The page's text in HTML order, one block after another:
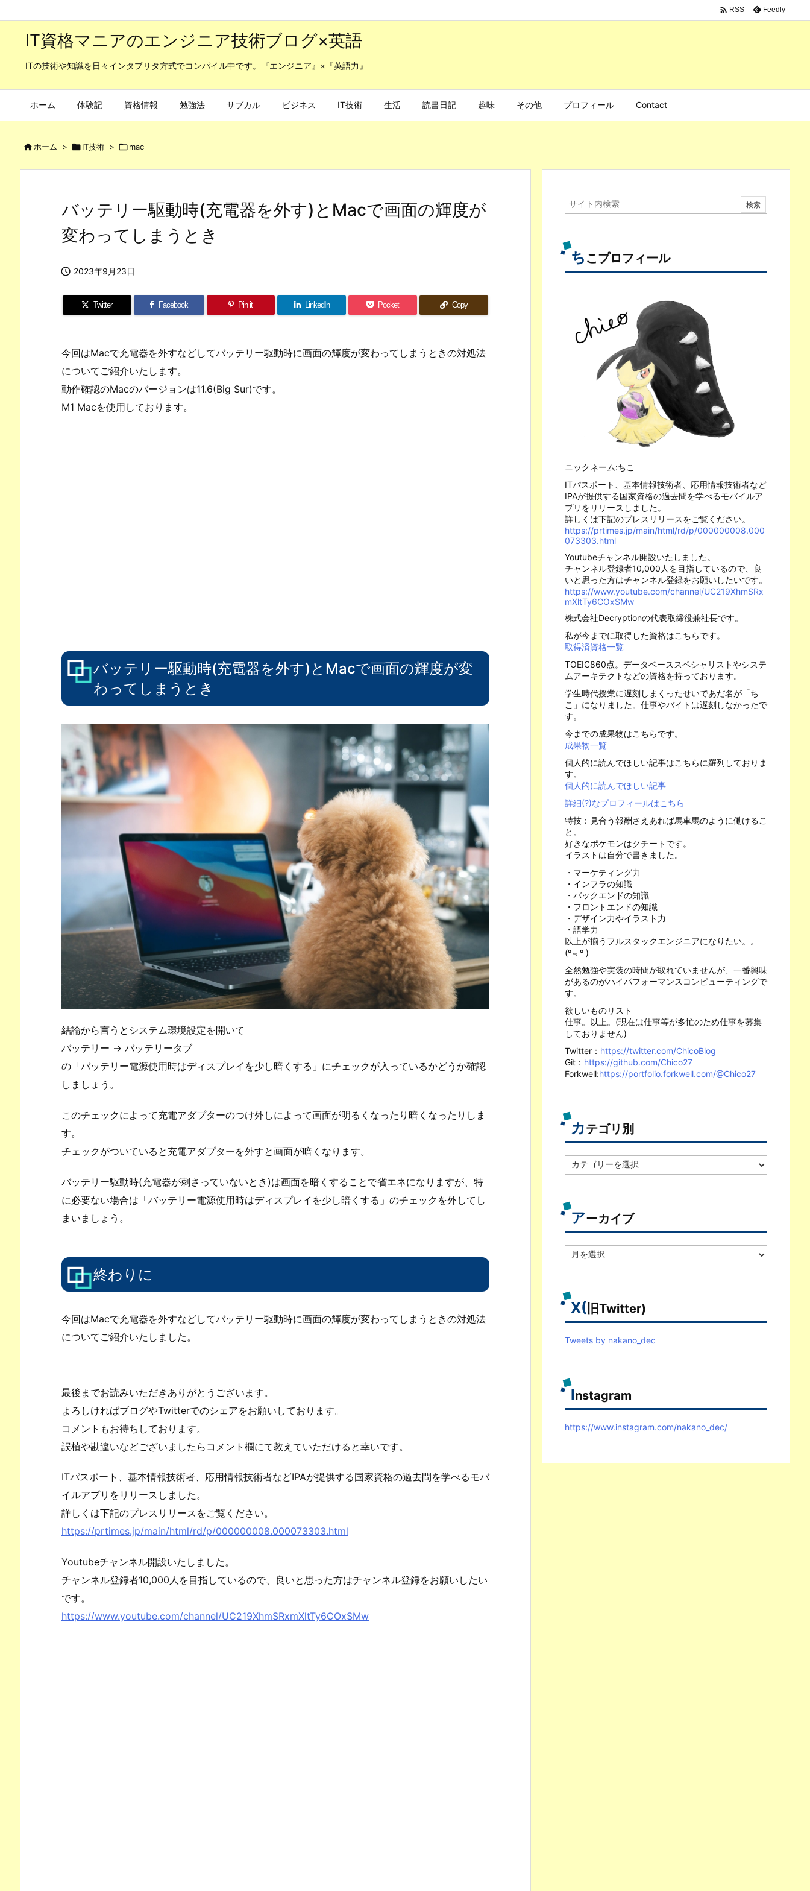
IT資格マニアのエンジニア技術ブログ×英語
ITの技術や知識を日々インタプリタ方式でコンパイル中です。『エンジニア』×『英語力』
ホーム 体験記 資格情報 勉強法 サブカル ビジネス IT技術 生活 読書日記 趣味 その他 プロフィール Contact
 RSS Feedly
ホーム > IT技術 > mac
バッテリー駆動時(充電器を外す)とMacで画面の輝度が
変わってしまうとき
 2023年9月23日
Twitter Facebook Pin it LinkedIn Pocket Copy
今回はMacで充電器を外すなどしてバッテリー駆動時に画面の輝度が変わってしまうときの対処法
についてご紹介いたします。
動作確認のMacのバージョンは11.6(Big Sur)です。
M1 Macを使用しております。
バッテリー駆動時(充電器を外す)とMacで画面の輝度が変
わってしまうとき
結論から言うとシステム環境設定を開いて
バッテリー -> バッテリータブ
の「バッテリー電源使用時はディスプレイを少し暗くする」にチェックが入っているかどうか確認
しましょう。
このチェックによって充電アダプターのつけ外しによって画面が明るくなったり暗くなったりしま
す。
チェックがついていると充電アダプターを外すと画面が暗くなります。
バッテリー駆動時(充電器が刺さっていないとき)は画面を暗くすることで省エネになりますが、特
に必要ない場合は「バッテリー電源使用時はディスプレイを少し暗くする」のチェックを外してし
まいましょう。
終わりに
今回はMacで充電器を外すなどしてバッテリー駆動時に画面の輝度が変わってしまうときの対処法
についてご紹介いたしました。
最後までお読みいただきありがとうございます。
よろしければブログやTwitterでのシェアをお願いしております。
コメントもお待ちしております。
誤植や勘違いなどございましたらコメント欄にて教えていただけると幸いです。
ITパスポート、基本情報技術者、応用情報技術者などIPAが提供する国家資格の過去問を学べるモバ
イルアプリをリリースしました。
詳しくは下記のプレスリリースをご覧ください。
https://prtimes.jp/main/html/rd/p/000000008.000073303.html
Youtubeチャンネル開設いたしました。
チャンネル登録者10,000人を目指しているので、良いと思った方はチャンネル登録をお願いしたい
です。
https://www.youtube.com/channel/UC219XhmSRxmXltTy6COxSMw
ち こプロフィール
ニックネーム:ちこ
ITパスポート、基本情報技術者、応用情報技術者など
IPAが提供する国家資格の過去問を学べるモバイルア
プリをリリースしました。
詳しくは下記のプレスリリースをご覧ください。
https://prtimes.jp/main/html/rd/p/000000008.000
073303.html
Youtubeチャンネル開設いたしました。
チャンネル登録者10,000人を目指しているので、良
いと思った方はチャンネル登録をお願いしたいです。
https://www.youtube.com/channel/UC219XhmSRx
mXltTy6COxSMw
株式会社Decryptionの代表取締役兼社長です。
私が今までに取得した資格はこちらです。
取得済資格一覧
TOEIC860点。データベーススペシャリストやシステ
ムアーキテクトなどの資格を持っております。
学生時代授業に遅刻しまくったせいであだ名が「ち
こ」になりました。仕事やバイトは遅刻しなかったで
す。
今までの成果物はこちらです。
成果物一覧
個人的に読んでほしい記事はこちらに羅列しておりま
す。
個人的に読んでほしい記事
詳細(?)なプロフィールはこちら
特技：見合う報酬さえあれば馬車馬のように働けるこ
と。
好きなポケモンはクチートです。
イラストは自分で書きました。
・マーケティング力
・インフラの知識
・バックエンドの知識
・フロントエンドの知識
・デザイン力やイラスト力
・語学力
以上が揃うフルスタックエンジニアになりたい。。
(º﹃º )
全然勉強や実装の時間が取れていませんが、一番興味
があるのがハイパフォーマンスコンピューティングで
す。
欲しいものリスト
仕事。以上。(現在は仕事等が多忙のため仕事を募集
しておりません)
Twitter： https://twitter.com/ChicoBlog
Git： https://github.com/Chico27
Forkwell:https://portfolio.forkwell.com/@Chico27
カテゴリ別
テ
別
アーカイブ
ー
ブ
X( 旧Twitter)
Tweets by nakano_dec
Instagram
https://www.instagram.com/nakano_dec/